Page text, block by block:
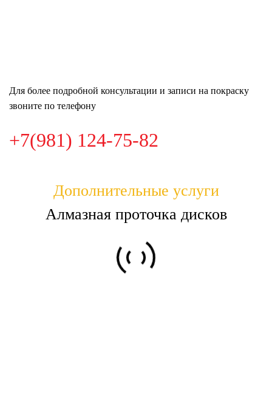
Для более подробной консультации и записи на покраску
звоните по телефону
+7(981) 124-75-82
Дополнительные услуги
Алмазная проточка дисков